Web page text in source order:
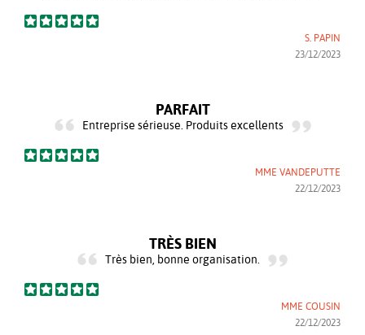
S. PAPIN
23/12/2023
PARFAIT
Entreprise sérieuse. Produits excellents
MME VANDEPUTTE
22/12/2023
TRÈS BIEN
Très bien, bonne organisation.
MME COUSIN
22/12/2023